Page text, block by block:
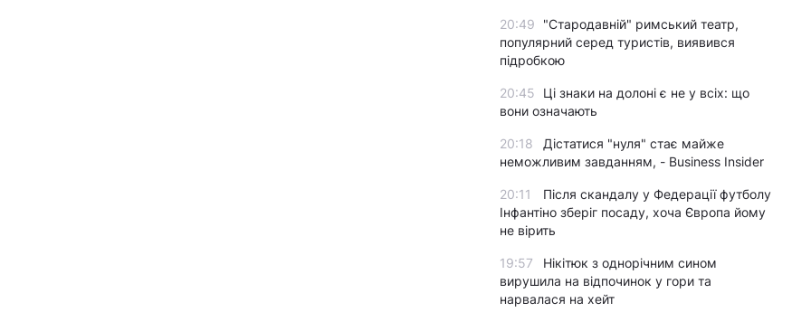
20:49
"Стародавній" римський театр,
популярний серед туристів, виявився
підробкою
20:45
Ці знаки на долоні є не у всіх: що
вони означають
20:18
Дістатися "нуля" стає майже
неможливим завданням, - Business Insider
20:11
Після скандалу у Федерації футболу
Інфантіно зберіг посаду, хоча Європа йому
не вірить
19:57
Нікітюк з однорічним сином
вирушила на відпочинок у гори та
нарвалася на хейт